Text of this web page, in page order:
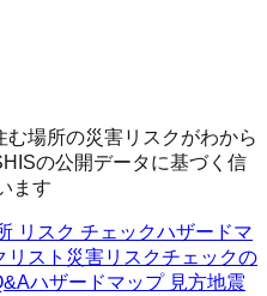
場所の災害リスクがわから
の公開データに基づく信
ます
リスク チェックハザードマ
リスト 災害リスクチェックの
ハザードマップ 見方地震